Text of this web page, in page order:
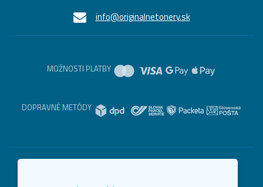
info@originalnetonery.sk
MOŽNOSTI PLATBY
DOPRAVNÉ METÓDY